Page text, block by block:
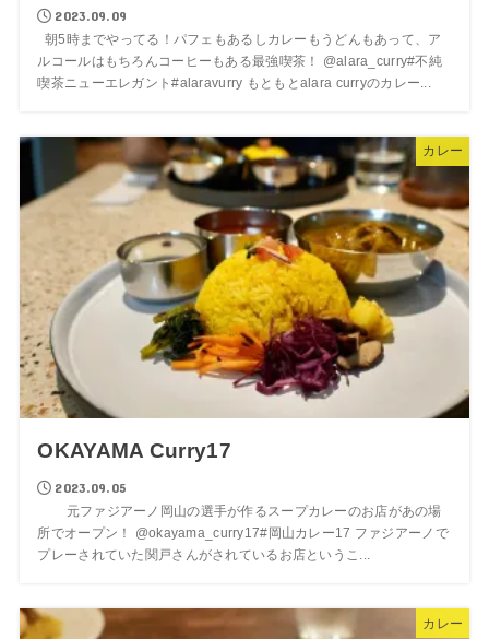
2023.09.09
朝5時までやってる！パフェもあるしカレーもうどんもあって、ア
ルコールはもちろんコーヒーもある最強喫茶！ @alara_curry#不純
喫茶ニューエレガント#alaravurry もともとalara curryのカレー...
カレー
OKAYAMA Curry17
2023.09.05
元ファジアーノ岡山の選手が作るスープカレーのお店があの場
所でオープン！ @okayama_curry17#岡山カレー17 ファジアーノで
プレーされていた関戸さんがされているお店というこ...
カレー